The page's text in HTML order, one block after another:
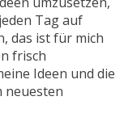
Tag auf
das ist für mich
frisch
Ideen und die
neuesten